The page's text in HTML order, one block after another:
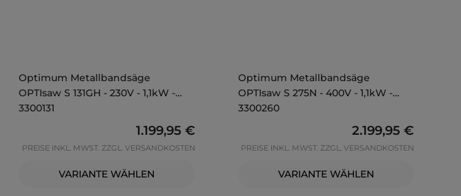
Optimum Metallbandsäge
OPTIsaw S 131GH - 230V - 1,1kW -
3300131
Regulärer Preis:
1.199,95 €
PREISE INKL. MWST. ZZGL. VERSANDKOSTEN
VARIANTE WÄHLEN
Optimum Metallbandsäge
OPTIsaw S 275N - 400V - 1,1kW -
3300260
Regulärer Preis:
2.199,95 €
PREISE INKL. MWST. ZZGL. VERSANDKOSTEN
VARIANTE WÄHLEN